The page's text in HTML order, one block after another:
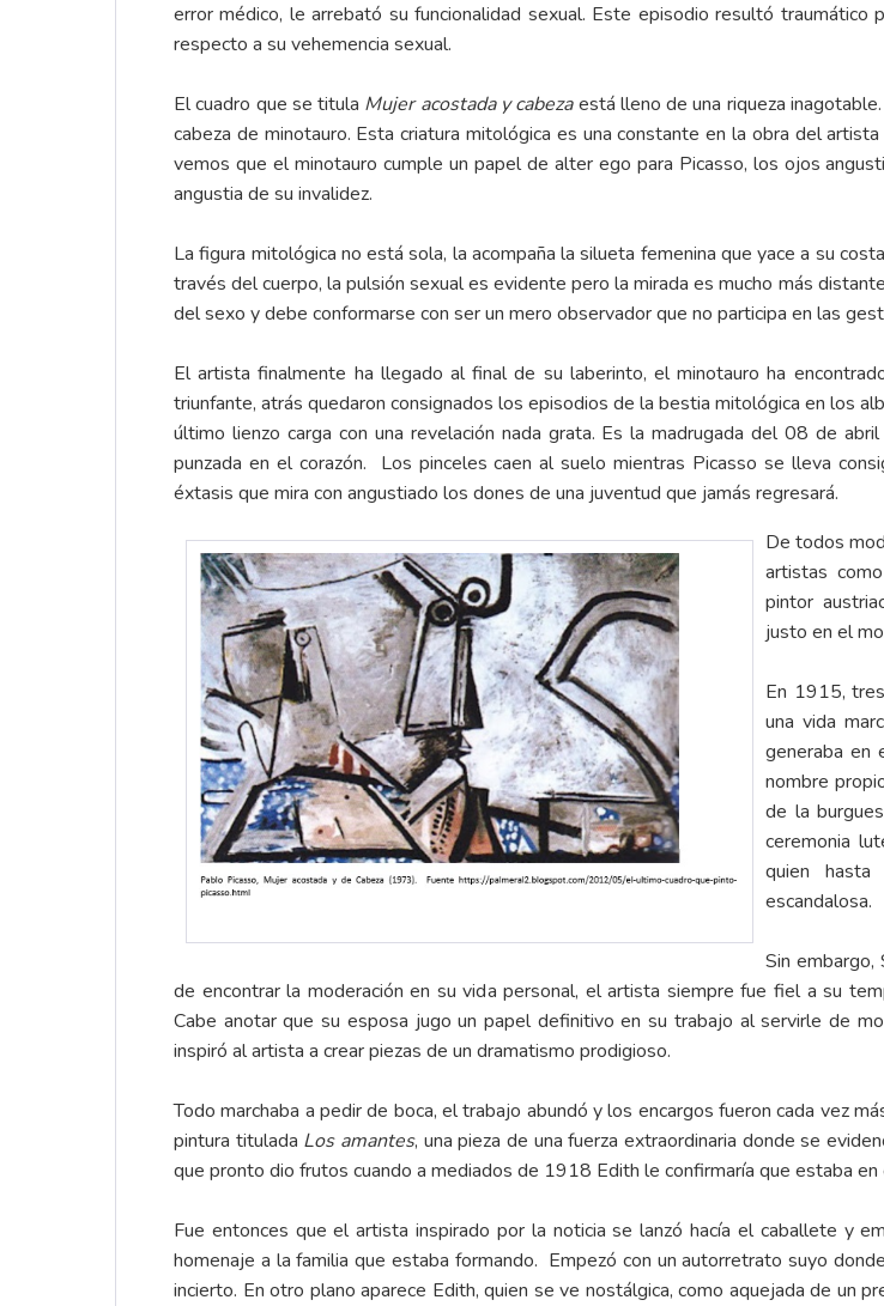
error médico, le arrebató su funcionalidad sexual. Este episodio resultó
respecto a su vehemencia sexual.
El cuadro que se titula Mujer acostada y cabezaestá lleno de una riqueza
cabeza de minotauro. Esta criatura mitológica es una constante en la obra del
vemos que el minotauro cumple un papel de alter ego para Picasso, los ojos
angustia de su invalidez.
La figura mitológica no está sola, la acompaña la silueta femenina que yace a su
través del cuerpo, la pulsión sexual es evidente pero la mirada es mucho más
del sexo y debe conformarse con ser un mero observador que no participa en las
El artista finalmente ha llegado al final de su laberinto, el minotauro ha
triunfante, atrás quedaron consignados los episodios de la bestia mitológica en los
último lienzo carga con una revelación nada grata. Es la madrugada del 08 de
punzada en el corazón. Los pinceles caen al suelo mientras Picasso se lleva
éxtasis que mira con angustiado los dones de una juventud que jamás regresará.
De todos
artistas
pintor
justo en el
En 1915,
una vida
generaba en
nombre
de la
ceremonia
quien
escandalosa.
Sin
de encontrar la moderación en su vida personal, el artista siempre fue fiel a su
Cabe anotar que su esposa jugo un papel definitivo en su trabajo al servirle de
inspiró al artista a crear piezas de un dramatismo prodigioso.
Todo marchaba a pedir de boca, el trabajo abundó y los encargos fueron cada vez
pintura titulada Los amantes, una pieza de una fuerza extraordinaria donde se
que pronto dio frutos cuando a mediados de 1918 Edith le confirmaría que estaba en
Fue entonces que el artista inspirado por la noticia se lanzó hacía el caballete y
homenaje a la familia que estaba formando. Empezó con un autorretrato suyo
incierto. En otro plano aparece Edith, quien se ve nostálgica, como aquejada de un